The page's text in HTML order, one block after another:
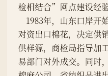
检相结合”网点建设经验
对资出口棉花，决定供
供样源，商检局指导加
易部门对外成交。同时